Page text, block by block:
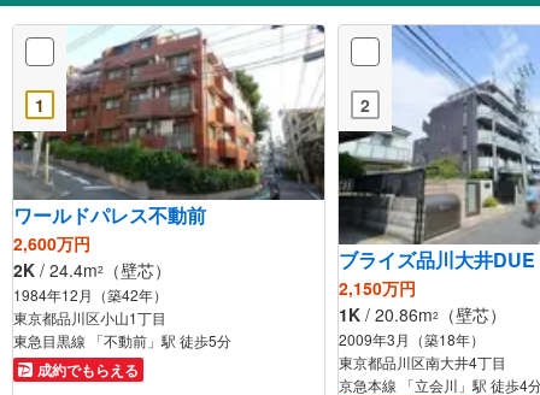
1
ワールドパレス不動前
2,600万円
2K / 24.4m2 （壁芯）
1984年12月（築42年）
東京都品川区小山1丁目
東急目黒線 「不動前」駅 徒歩5分
成約でもらえる
2
ブライズ品川大井DUE
2,150万円
1K / 20.86m2 （壁芯）
2009年3月（築18年）
東京都品川区南大井4丁目
京急本線 「立会川」駅 徒歩4